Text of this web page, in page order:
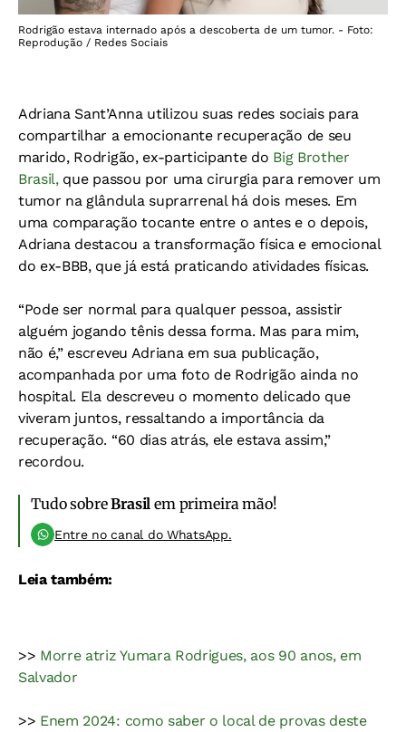
Rodrigão estava internado após a descoberta de um tumor. - Foto:
Reprodução / Redes Sociais
Adriana Sant’Anna utilizou suas redes sociais para
compartilhar a emocionante recuperação de seu
marido, Rodrigão, ex-participante do Big Brother
Brasil, que passou por uma cirurgia para remover um
tumor na glândula suprarrenal há dois meses. Em
uma comparação tocante entre o antes e o depois,
Adriana destacou a transformação física e emocional
do ex-BBB, que já está praticando atividades físicas.
“Pode ser normal para qualquer pessoa, assistir
alguém jogando tênis dessa forma. Mas para mim,
não é,” escreveu Adriana em sua publicação,
acompanhada por uma foto de Rodrigão ainda no
hospital. Ela descreveu o momento delicado que
viveram juntos, ressaltando a importância da
recuperação. “60 dias atrás, ele estava assim,”
recordou.
Tudo sobreBrasil em primeira mão!
Entre no canal do WhatsApp.
Leia também:
>> Morre atriz Yumara Rodrigues, aos 90 anos, em
Salvador
>> Enem 2024: como saber o local de provas deste